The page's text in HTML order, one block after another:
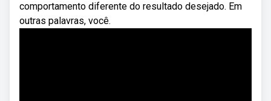
comportamento diferente do resultado desejado. Em
outras palavras, você.